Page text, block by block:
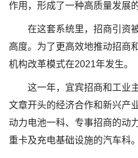
作用，形成了一种高质量发展
在这套系统里，招商引资
高度。为了更高效地推动招商
机构改革模式在2021年发生。
这一年，宜宾招商和工业
文章开头的经济合作和新兴产
动力电池一科、专事招商的动
重卡及充电基础设施的汽车科。